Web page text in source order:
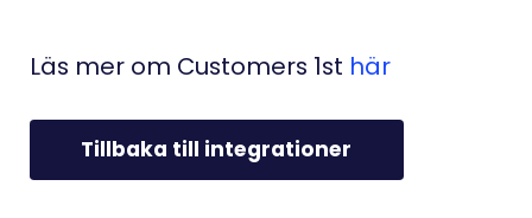
Läs mer om Customers 1st här
Tillbaka till integrationer